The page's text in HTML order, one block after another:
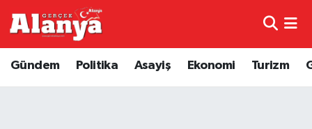
Gündem Politika Asayiş Ekonomi Turizm
Genel
Trafik Durumu